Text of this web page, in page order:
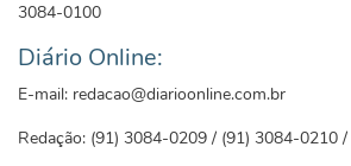
3084-0100
Diário Online:
E-mail: redacao@diarioonline.com.br
Redação: (91) 3084-0209 / (91) 3084-0210